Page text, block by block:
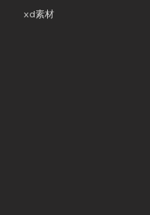
xd素材